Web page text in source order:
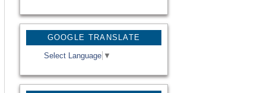
GOOGLE TRANSLATE
Select Language ▼